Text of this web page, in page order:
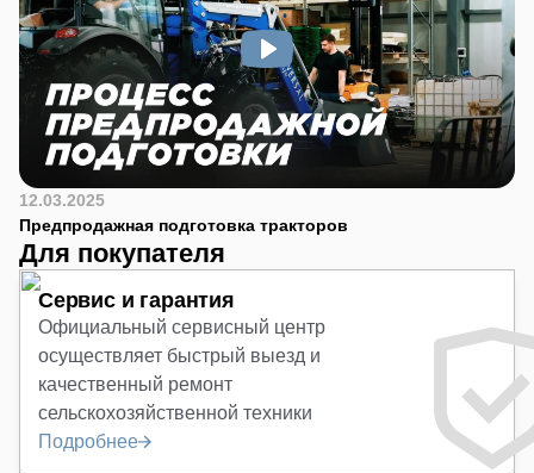
12.03.2025
Предпродажная подготовка тракторов
Для покупателя
Сервис и гарантия
Официальный сервисный центр
осуществляет быстрый выезд и
качественный ремонт
сельскохозяйственной техники
Подробнее